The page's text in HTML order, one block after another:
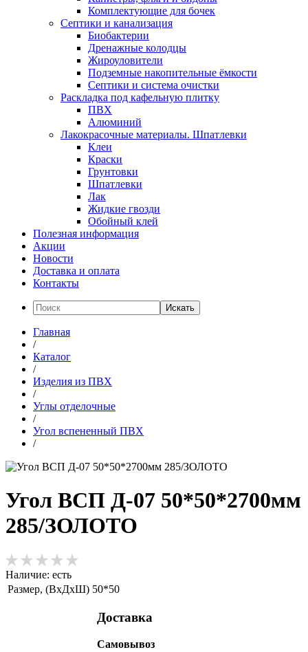
Комплектующие для бочек
Септики и канализация
Биобактерии
Дренажные колодцы
Жироуловители
Подземные накопительные ёмкости
Септики и система очистки
Раскладка под кафельную плитку
ПВХ
Алюминий
Лакокрасочные материалы. Шпатлевки
Клеи
Краски
Грунтовки
Шпатлевки
Лак
Жидкие гвозди
Обойный клей
Полезная информация
Акции
Новости
Доставка и оплата
Контакты
Искать
Главная
/
Каталог
/
Изделия из ПВХ
/
Углы отделочные
/
Угол вспененный ПВХ
/
Угол ВСП Д-07 50*50*2700мм
285/ЗОЛОТО
Наличие: есть
Размер, (ВхДхШ) 50*50
Доставка
Самовывоз